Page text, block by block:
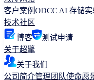
客户案例 ODCC AI 存储实
技术社区
博客
测试申请
关于超擎
关于我们
公司简介管理团队使命愿